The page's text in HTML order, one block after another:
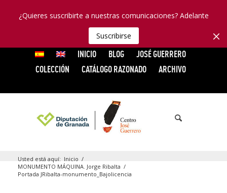
¿Quieres suscribirte a nuestras comunicaciones? Adelante
Suscribirse
INICIO BLOG
JOSÉ GUERRERO
COLECCIÓN
CATÁLOGO RAZONADO ARCHIVO
Usted está aquí: Inicio /
MONUMENTO MÁQUINA. Jorge Ribalta /
Portada JRibalta-monumento_Bajolicencia